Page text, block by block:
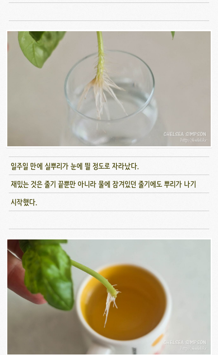
일주일 만에 실뿌리가 눈에 띌 정도로 자라났다.
재밌는 것은 줄기 끝뿐만 아니라 물에 잠겨있던 줄기에도 뿌리가 나기
시작했다.